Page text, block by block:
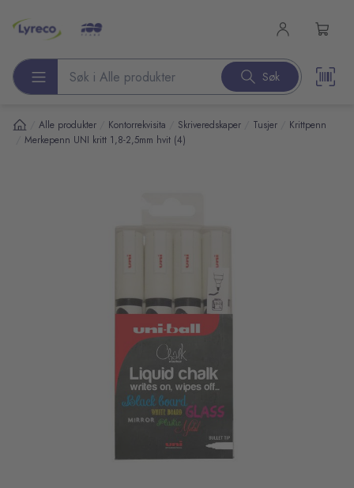
Søk etter produkter Søk
Alle produkter Kontorrekvisita Skriveredskaper Tusjer Krittpenn
Merkepenn UNI kritt 1,8-2,5mm hvit (4)